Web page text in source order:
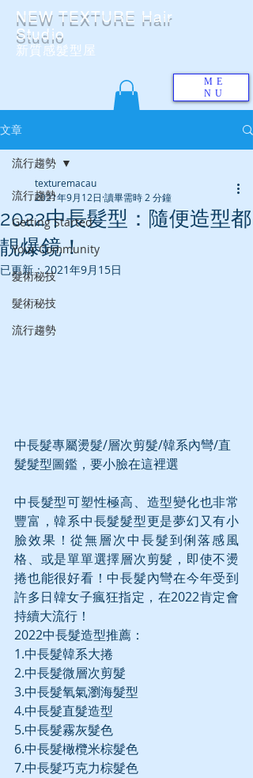
NEW TEXTURE Hair
Studio
​新質感髮型屋
ME
NU
文章
流行趨勢
Getting Started
Your Community
髮術秘技
髮術秘技
流行趨勢
流行趨勢
2022中長髮型：隨便造型都
靚爆鏡！
texturemacau
2021年9月12日 讀畢需時 2 分鐘
已更新：2021年9月15日
中長髮專屬燙髮/層次剪髮/韓系內彎/直
髮髮型圖鑑，要小臉在這裡選
中長髮型可塑性極高、造型變化也非常
豐富，韓系中長髮髮型更是夢幻又有小
臉效果！從無層次中長髮到俐落感風
格、或是單單選擇層次剪髮，即使不燙
捲也能很好看！中長髮內彎在今年受到
許多日韓女子瘋狂指定，在2022肯定會
持續大流行！
2022中長髮造型推薦：
1.中長髮韓系大捲
2.中長髮微層次剪髮
3.中長髮氧氣瀏海髮型
4.中長髮直髮造型
5.中長髮霧灰髮色
6.中長髮橄欖米棕髮色
7.中長髮巧克力棕髮色